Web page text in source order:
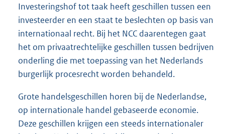
Investeringshof tot taak heeft geschillen tussen een
investeerder en een staat te beslechten op basis van
internationaal recht. Bij het NCC daarentegen gaat
het om privaatrechtelijke geschillen tussen bedrijven
onderling die met toepassing van het Nederlands
burgerlijk procesrecht worden behandeld.
Grote handelsgeschillen horen bij de Nederlandse,
op internationale handel gebaseerde economie.
Deze geschillen krijgen een steeds internationaler